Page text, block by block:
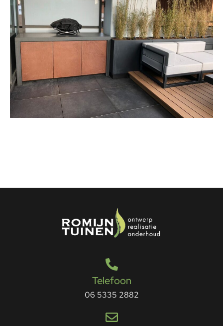
Telefoon
06 5335 2882